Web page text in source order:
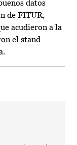
datos
de FITUR,
acudieron a la
el stand